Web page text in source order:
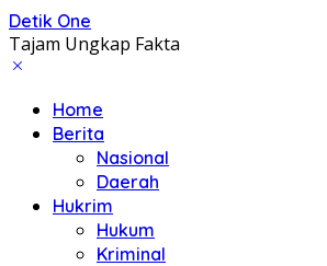
Detik One
Tajam Ungkap Fakta
Home
Berita
Nasional
Daerah
Hukrim
Hukum
Kriminal